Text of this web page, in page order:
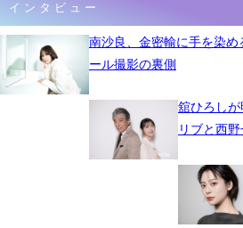
インタビュー
南沙良、金密輸に手を染
ール撮影の裏側
舘ひろし
リブと西